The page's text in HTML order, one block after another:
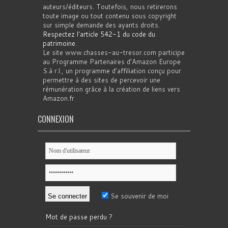
auteurs/éditeurs. Toutefois, nous retirerons
toute image ou tout contenu sous copyright
sur simple demande des ayants droits.
Respectez l'article 542-1 du code du
patrimoine.
Le site www.chasses-au-tresor.com participe
au Programme Partenaires d’Amazon Europe
S.à r.l., un programme d’affiliation conçu pour
permettre à des sites de percevoir une
rémunération grâce à la création de liens vers
Amazon.fr
CONNEXION
Se souvenir de moi
Mot de passe perdu ?